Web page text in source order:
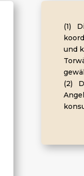
(1)
und
(2)